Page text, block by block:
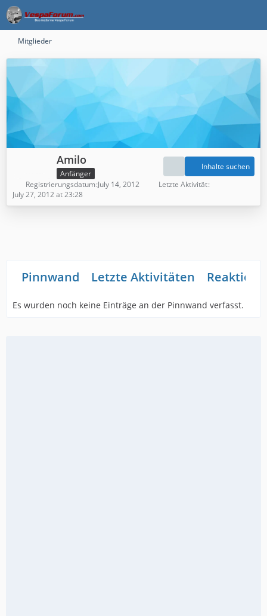
Mitglieder
Amilo
Anfänger
Inhalte suchen
Registrierungsdatum July 14, 2012
Letzte Aktivität
July 27, 2012 at 23:28
Pinnwand Letzte Aktivitäten
Es wurden noch keine Einträge an der Pinnwand verfasst.